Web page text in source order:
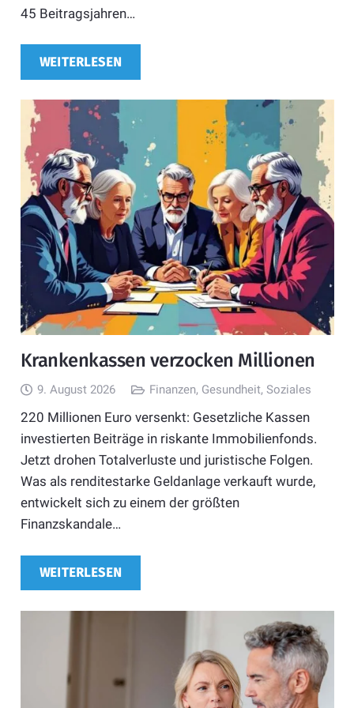
45 Beitragsjahren…
WEITERLESEN
Krankenkassen verzocken Millionen
9. August 2026 Finanzen, Gesundheit,Soziales
220 Millionen Euro versenkt: Gesetzliche Kassen
investierten Beiträge in riskante Immobilienfonds.
Jetzt drohen Totalverluste und juristische Folgen.
Was als renditestarke Geldanlage verkauft wurde,
entwickelt sich zu einem der größten
Finanzskandale…
WEITERLESEN